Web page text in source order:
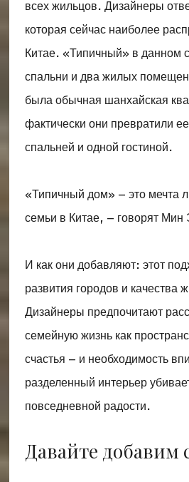
всех жильцов. Дизайнеры
которая сейчас наиболее
Китае. «Типичный» в данном
спальни и два жилых
была обычная шанхайская
фактически они превратили
спальней и одной гостиной.
«Типичный дом» – это мечта
семьи в Китае, – говорят
И как они добавляют: этот
развития городов и качества
Дизайнеры предпочитают
семейную жизнь как
счастья – и необходимость
разделенный интерьер
повседневной радости.
Давайте добавим